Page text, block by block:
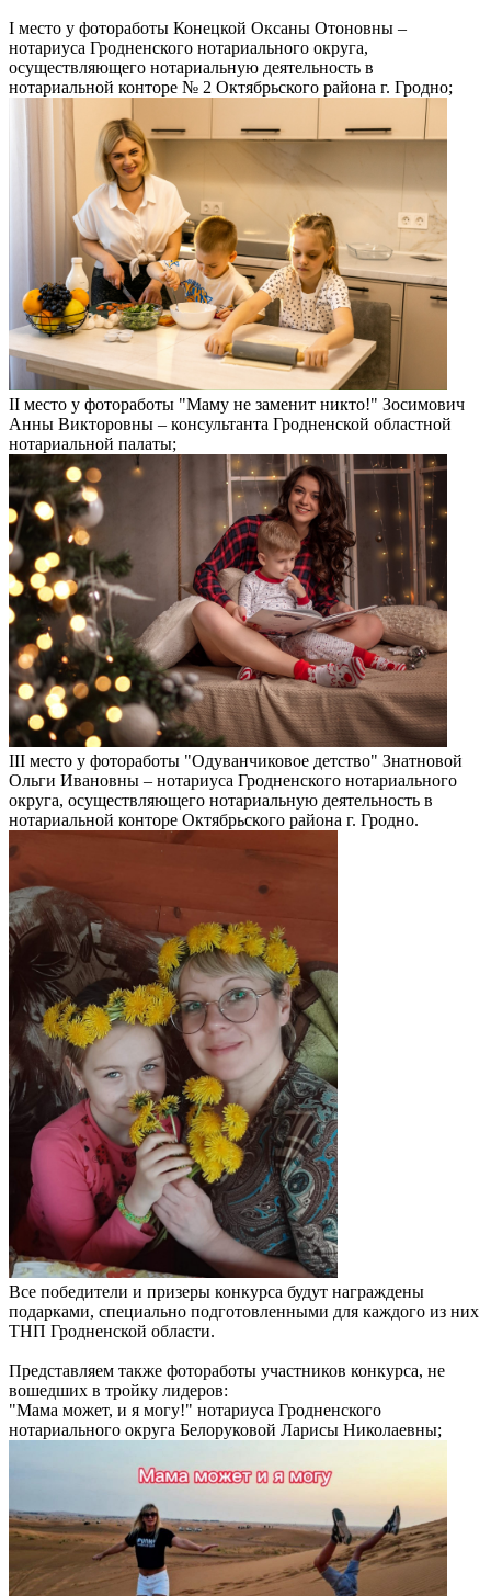
I место у фотоработы Конецкой Оксаны Отоновны –
нотариуса Гродненского нотариального округа,
осуществляющего нотариальную деятельность в
нотариальной конторе № 2 Октябрьского района г. Гродно;
II место у фотоработы "Маму не заменит никто!" Зосимович
Анны Викторовны – консультанта Гродненской областной
нотариальной палаты;
III место у фотоработы "Одуванчиковое детство" Знатновой
Ольги Ивановны – нотариуса Гродненского нотариального
округа, осуществляющего нотариальную деятельность в
нотариальной конторе Октябрьского района г. Гродно.
Все победители и призеры конкурса будут награждены
подарками, специально подготовленными для каждого из них
ТНП Гродненской области.
Представляем также фотоработы участников конкурса, не
вошедших в тройку лидеров:
"Мама может, и я могу!" нотариуса Гродненского
нотариального округа Белоруковой Ларисы Николаевны;